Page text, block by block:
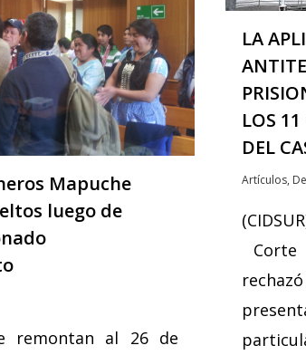
LA
LOS
DEL
Artículos,
Corte
Mapuche
luego de
remontan al 26 de